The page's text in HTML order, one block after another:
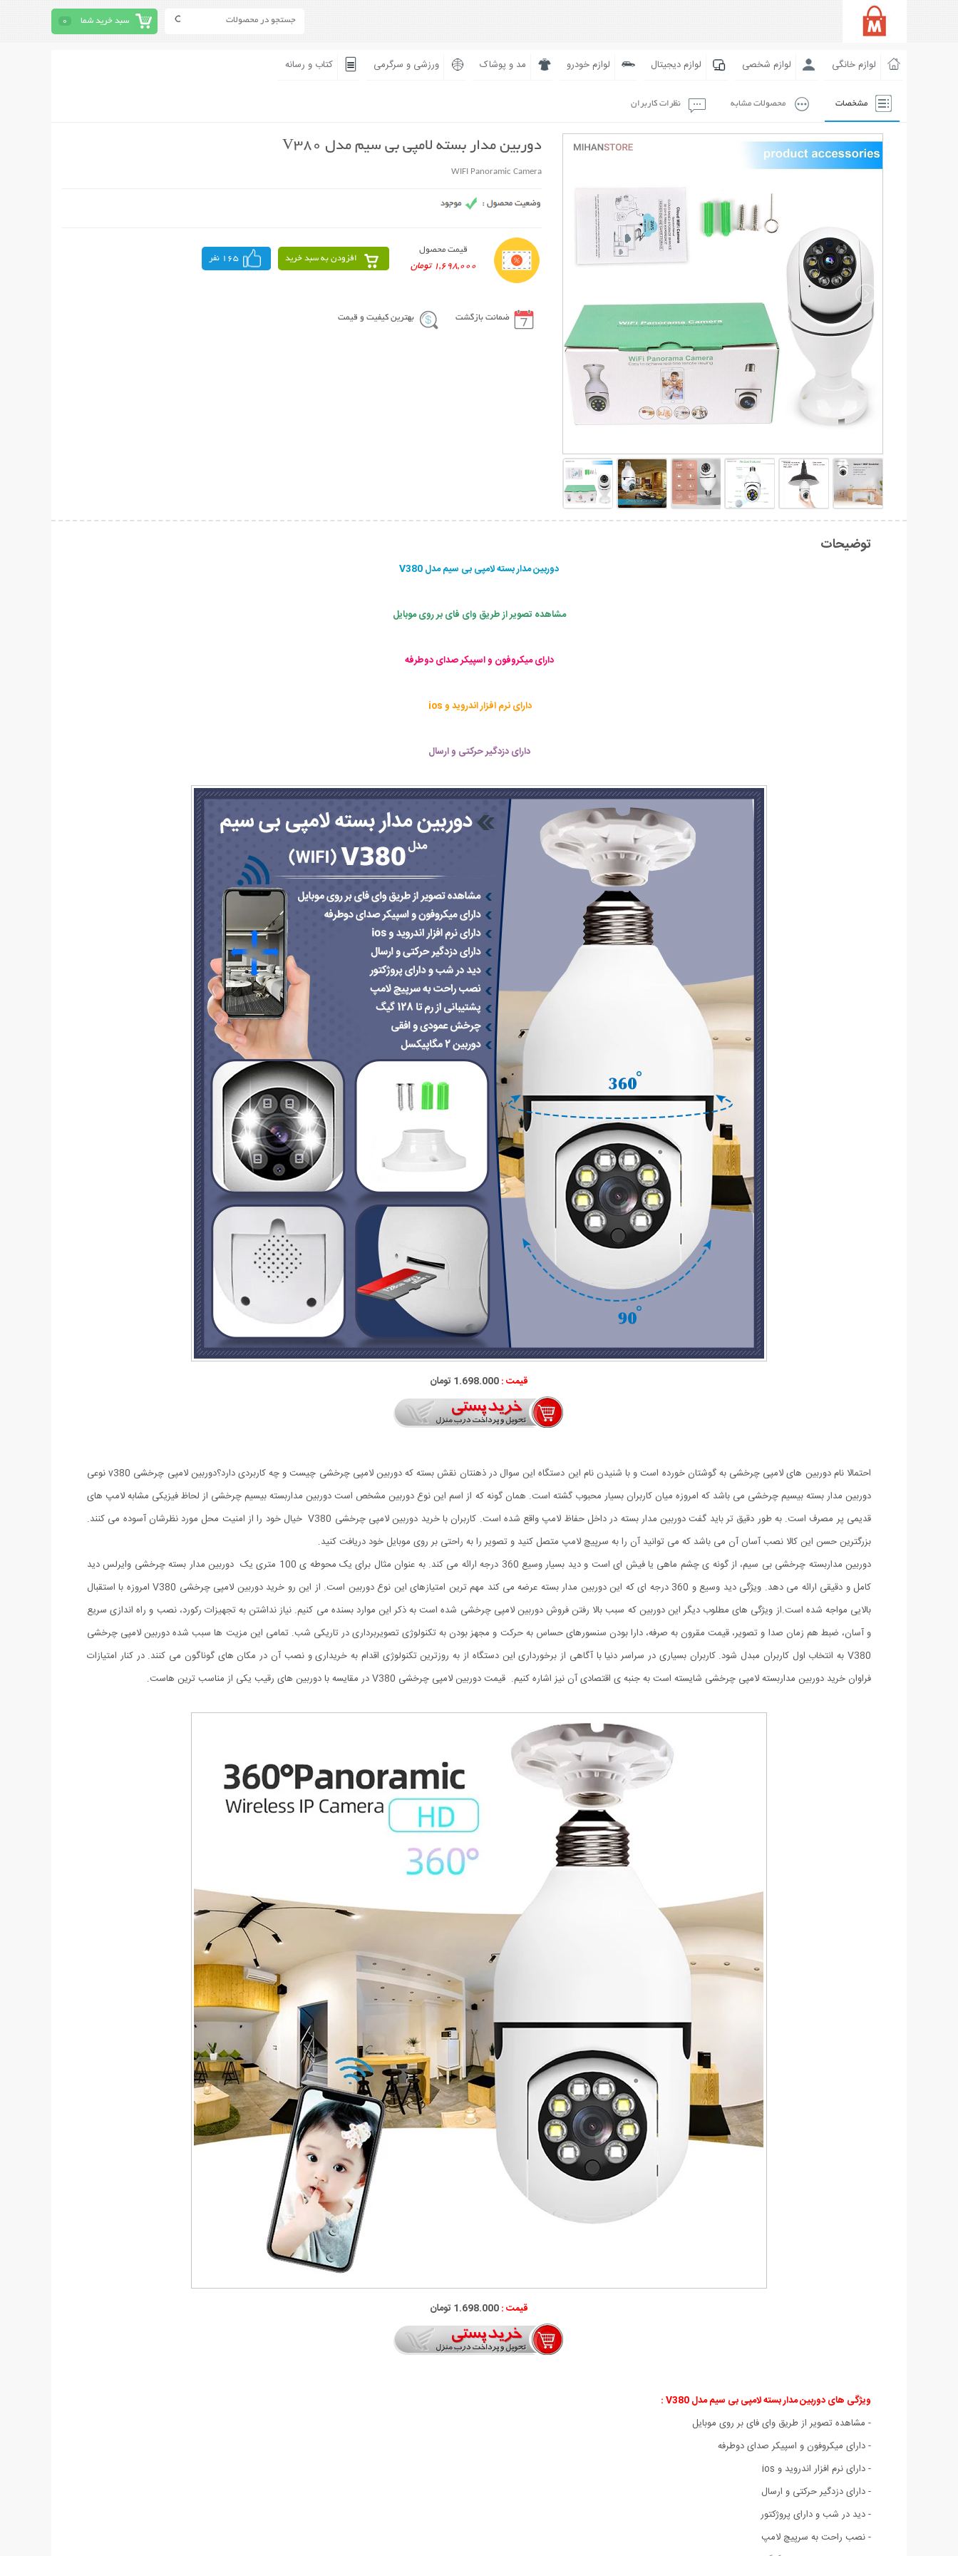
سبد خرید شما 0
لوازم خانگی لوازم شخصی لوازم دیجیتال لوازم خودرو مد و پوشاک ورزشی و سرگرمی کتاب و رسانه
مشخصات محصولات مشابه نظرات کاربران
دوربین مدار بسته لامپی بی سیم مدل V380
WIFI Panoramic Camera
قیمت محصول
1,698,000 تومان
افزودن به سبد خرید 165 نفر
ضمانت بازگشت بهترین کیفیت و قیمت
توضیحات
دوربین مدار بسته لامپی بی سیم مدل V380
مشاهده تصویر از طریق وای فای بر روی موبایل
دارای میکروفون و اسپیکر صدای دوطرفه
دارای نرم افزار اندروید و ios
دارای دزدگیر حرکتی و ارسال
قیمت :1.698.000 تومان
احتمالا نام دوربین های لامپی چرخشی به گوشتان خورده است و با شنیدن نام این دستگاه این سوال در ذهنتان نقش بسته که دوربین لامپی چرخشی چیست و چه کاربردی دارد؟دوربین لامپی چرخشی v380 نوعی
دوربین مدار بسته بیسیم چرخشی می‌ باشد که امروزه میان کاربران بسیار محبوب گشته است. همان گونه که از اسم این نوع دوربین مشخص است دوربین مداربسته بیسیم چرخشی از لحاظ فیزیکی مشابه لامپ های
قدیمی پر مصرف است. به طور دقیق تر باید گفت دوربین مدار بسته در داخل حفاظ لامپ واقع شده است. کاربران با خرید دوربین لامپی چرخشی V380 خیال خود را از امنیت محل مورد نظرشان آسوده می کنند.
بزرگترین حسن این کالا نصب آسان آن می باشد که می توانید آن را به سرپیچ لامپ متصل کنید و تصویر را به راحتی بر روی موبایل خود دریافت کنید.
دوربین مداربسته چرخشی بی سیم، از گونه ی چشم ماهی یا فیش ای است و دید بسیار وسیع 360 درجه ارائه می کند. به عنوان مثال برای یک محوطه ی 100 متری یک دوربین مدار بسته چرخشی وایرلس دید
کامل و دقیقی ارائه می دهد. ویژگی دید وسیع و 360 درجه ای که این دوربین مدار بسته عرضه می کند مهم ترین امتیازهای این نوع دوربین است. از این رو خرید دوربین لامپی چرخشی V380 امروزه با استقبال
بالایی مواجه شده است.از ویژگی های مطلوب دیگر این دوربین که سبب بالا رفتن فروش دوربین لامپی چرخشی شده است به ذکر این موارد بسنده می کنیم. نیاز نداشتن به تجهیزات رکورد، نصب و راه اندازی سریع
و آسان، ضبط هم زمان صدا و تصویر، قیمت مقرون به صرفه، دارا بودن سنسورهای حساس به حرکت و مجهز بودن به تکنولوژی تصویربرداری در تاریکی شب. تمامی این مزیت ها سبب شده دوربین لامپی چرخشی
V380 به انتخاب اول کاربران مبدل شود. کاربران بسیاری در سراسر دنیا با آگاهی از برخورداری این دستگاه از به روزترین تکنولوژی اقدام به خریداری و نصب آن در مکان های گوناگون می کنند. در کنار امتیازات
فراوان خرید دوربین مداربسته لامپی چرخشی شایسته است به جنبه ی اقتصادی آن نیز اشاره کنیم. قیمت دوربین لامپی چرخشی V380 در مقایسه با دوربین های رقیب یکی از مناسب ترین هاست.
قیمت :1.698.000 تومان
ویژگی های دوربین مدار بسته لامپی بی سیم مدل V380 :
- مشاهده تصویر از طریق وای فای بر روی موبایل
- دارای میکروفون و اسپیکر صدای دوطرفه
- دارای نرم افزار اندروید و ios
- دارای دزدگیر حرکتی و ارسال
- دید در شب و دارای پروژکتور
- نصب راحت به سرپیچ لامپ